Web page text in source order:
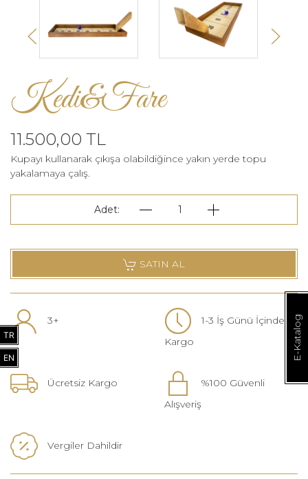
Kedi&Fare
11.500,00 TL
Kupayı kullanarak çıkışa olabildiğince yakın yerde topu
yakalamaya çalış.
Adet: 1
SATIN AL
3+
1-3 İş Günü İçinde
Kargo
Ücretsiz Kargo
%100 Güvenli
Alışveriş
Vergiler Dahildir
E-Katalog
TR
EN